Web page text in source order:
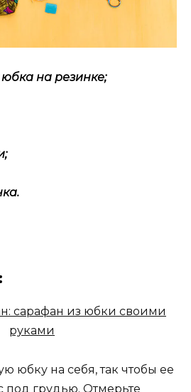
на резинке;
юбку на себя, так чтобы ее
под грудью. Отмерьте